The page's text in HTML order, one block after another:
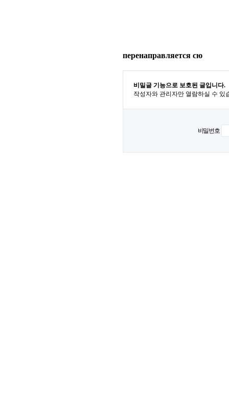
перенаправляется сю
비밀글 기능으로 보호된 글입니다.
작성자와 관리자만 열람하실 수 있
비밀번호